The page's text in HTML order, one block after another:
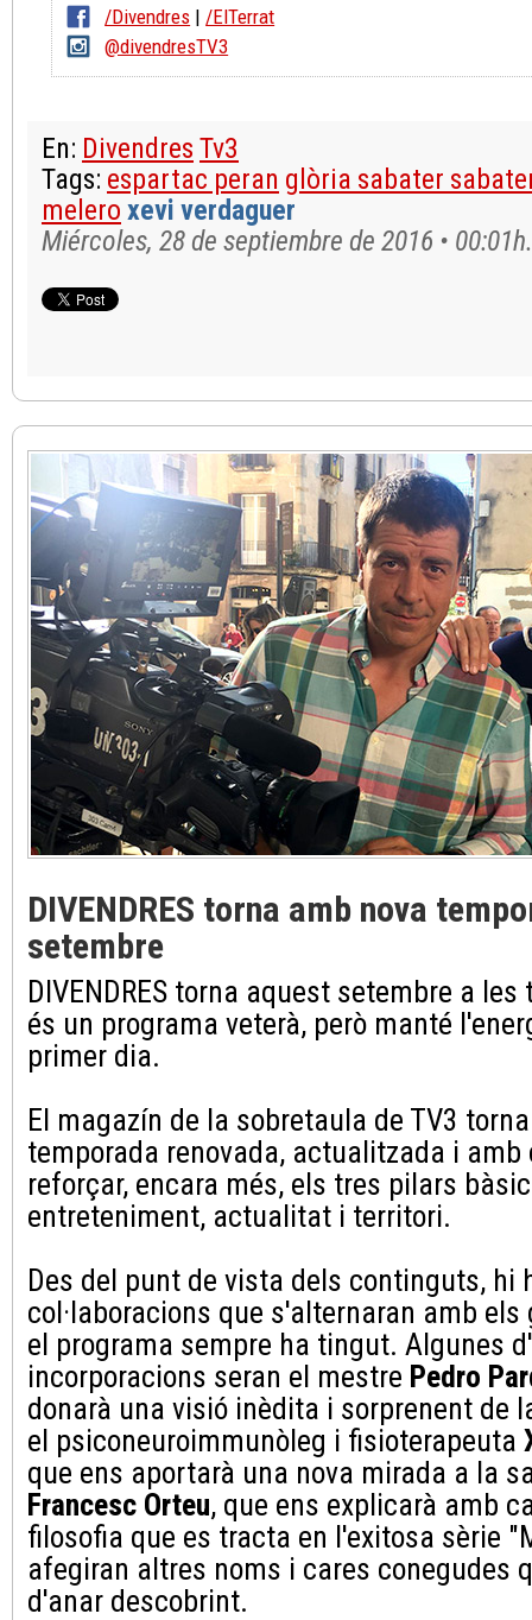
/Divendres |/ElTerrat
@divendresTV3
En: Divendres Tv3
Tags: espartac peran glòria sabater
melero xevi verdaguer
Miércoles, 28 de septiembre de 2016 • 00:01h.
DIVENDRES torna amb nova
setembre
DIVENDRES torna aquest setembre a
és un programa veterà, però manté
primer dia.
El magazín de la sobretaula de TV3
temporada renovada, actualitzada i amb
reforçar, encara més, els tres pilars
entreteniment, actualitat i territori.
Des del punt de vista dels continguts, hi
col·laboracions que s'alternaran amb
el programa sempre ha tingut. Algunes
incorporacions seran el mestre Pedro
donarà una visió inèdita i sorprenent de
el psiconeuroimmunòleg i fisioterapeuta
que ens aportarà una nova mirada a la
Francesc Orteu, que ens explicarà amb
filosofia que es tracta en l'exitosa sèrie
afegiran altres noms i cares conegudes
d'anar descobrint.